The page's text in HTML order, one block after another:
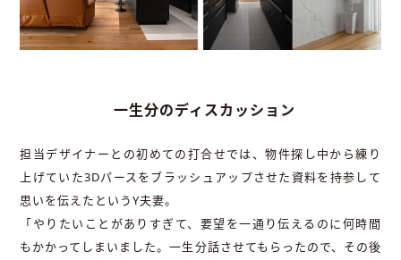
一生分のディスカッション
担当デザイナーとの初めての打合せでは、物件探し中から練り
上げていた3Dパースをブラッシュアップさせた資料を持参して
思いを伝えたというY夫妻。
「やりたいことがありすぎて、要望を一通り伝えるのに何時間
もかかってしまいました。一生分話させてもらったので、その後